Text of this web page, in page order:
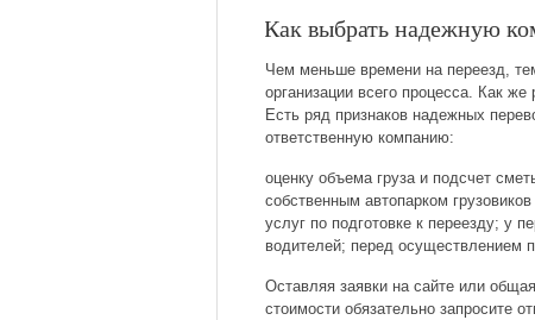
Как выбрать надежную
Чем меньше времени на переезд,
организации всего процесса. Как
Есть ряд признаков надежных
ответственную компанию:
оценку объема груза и подсчет
собственным автопарком
услуг по подготовке к переезду; у
водителей; перед осуществлением
Оставляя заявки на сайте или
стоимости обязательно запросите